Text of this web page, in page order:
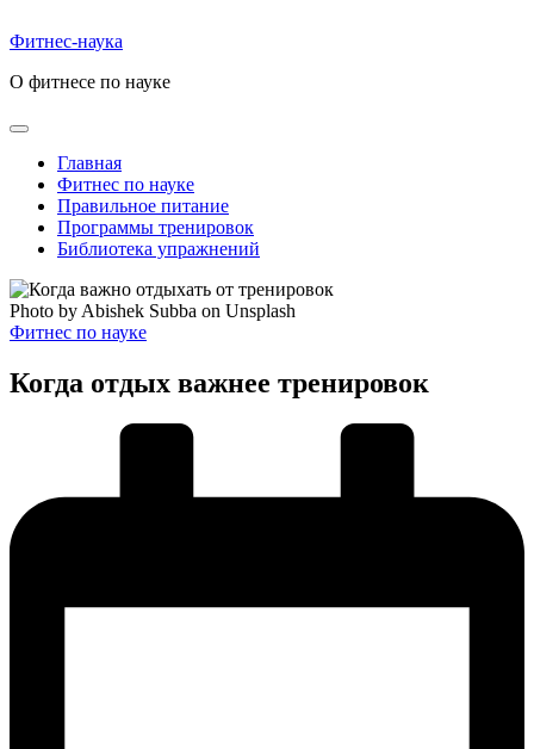
к
Фитнес-наука
О фитнесе по науке
Главная
Фитнес по науке
Правильное питание
Программы тренировок
Библиотека упражнений
Photo by Abishek Subba on Unsplash
Опубликовано
Фитнес по науке
Когда отдых важнее тренировок